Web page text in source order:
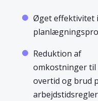
Øget effektivitet
Reduktion af
omkostninger til
overtid og brud
arbejdstidsregler